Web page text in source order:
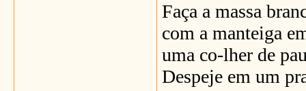
Faça a massa
com a manteiga
uma co-lher de
Despeje em um